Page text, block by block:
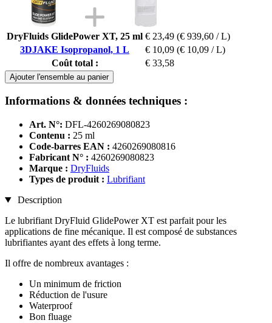
DryFluids GlidePower XT, 25 ml € 23,49 (€ 939,60 / L)
3DJAKE Isopropanol, 1 L
€ 10,09 (€ 10,09 / L)
Coût total :
€ 33,58
Ajouter l'ensemble au panier
Informations & données techniques :
Art. N°: DFL-4260269080823
Contenu : 25 ml
Code-barres EAN : 4260269080816
Fabricant N° : 4260269080823
Marque : DryFluids
Types de produit : Lubrifiant
Description
Le lubrifiant DryFluid GlidePower XT est parfait pour les
applications de fine mécanique. Il est composé de substances
lubrifiantes ayant des effets à long terme.
Il offre de nombreux avantages :
Un minimum de friction
Réduction de l'usure
Waterproof
Bon fluage